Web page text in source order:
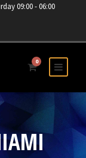
09:00 - 06:00
0